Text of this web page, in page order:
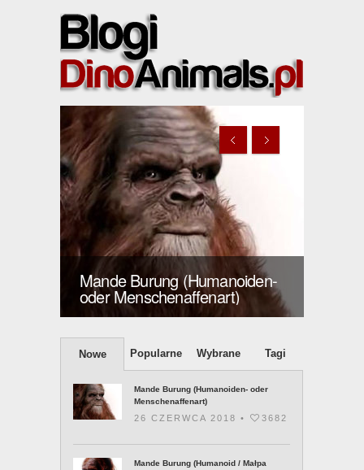
Mande Burung (Humanoid /
Małpa człekokształtna)
Mande Burung (Humanoiden- oder
Menschenaffenart)
26 CZERWCA 2018 • 3682
człekokształtna)
18 MAJA 2018 • 9574